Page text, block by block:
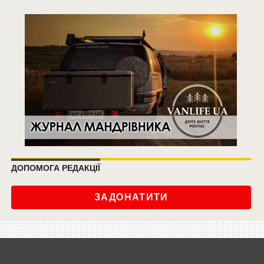
ДОПОМОГА РЕДАКЦІЇ
ЗАДОНАТИТИ